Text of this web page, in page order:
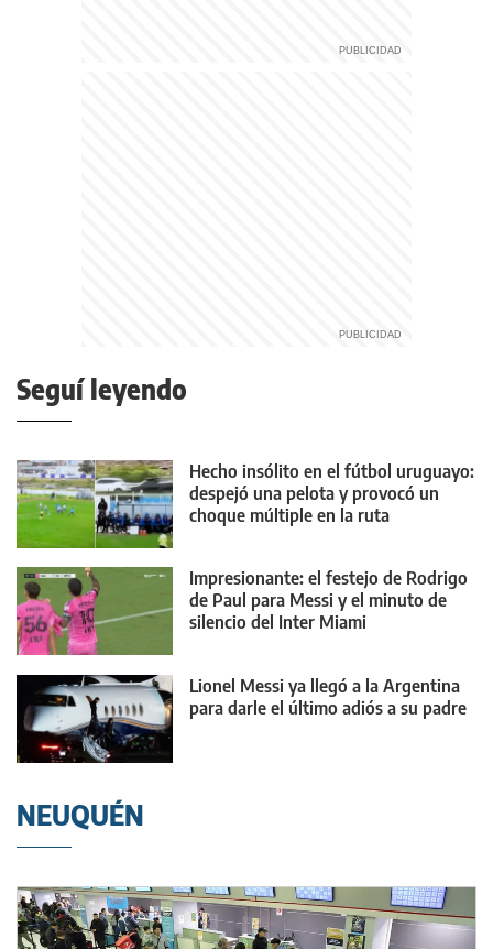
Seguí leyendo
Hecho insólito en el fútbol uruguayo:
despejó una pelota y provocó un
choque múltiple en la ruta
Impresionante: el festejo de Rodrigo
de Paul para Messi y el minuto de
silencio del Inter Miami
Lionel Messi ya llegó a la Argentina
para darle el último adiós a su padre
NEUQUÉN